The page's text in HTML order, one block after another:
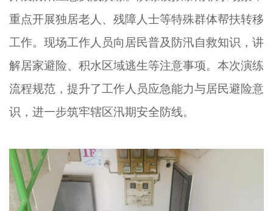
重点开展独居老人、残障人士等特殊群体帮扶转移
工作。现场工作人员向居民普及防汛自救知识，讲
解居家避险、积水区域逃生等注意事项。本次演练
流程规范，提升了工作人员应急能力与居民避险意
识，进一步筑牢辖区汛期安全防线。